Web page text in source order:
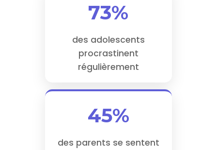
73%
des adolescents
procrastinent
régulièrement
45%
des parents se sentent